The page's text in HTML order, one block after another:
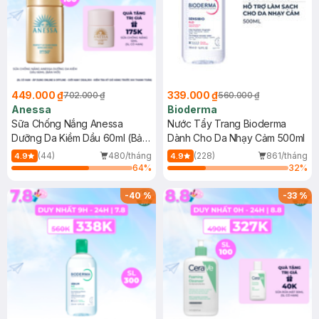
449.000 ₫702.000 ₫
Anessa
Sữa Chống Nắng Anessa
Dưỡng Da Kiềm Dầu 60ml (Bản
Mới)
4.9 (44)
480/tháng
64%
339.000 ₫560.000 ₫
Bioderma
Nước Tẩy Trang Bioderma
Dành Cho Da Nhạy Cảm 500ml
4.9 (228)
861/tháng
32%
-40% -33%